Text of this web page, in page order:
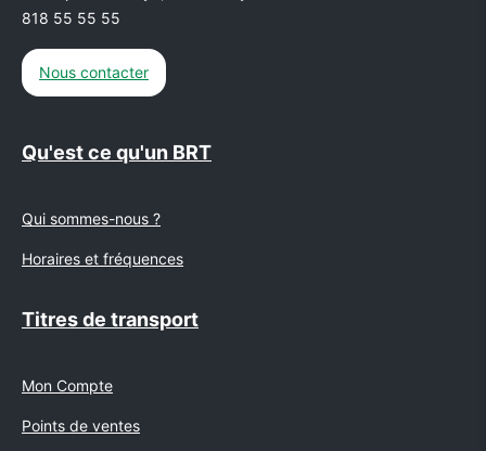
818 55 55 55
Nous contacter
Qu'est ce qu'un BRT
Qui sommes-nous ?
Horaires et fréquences
Titres de transport
Mon Compte
Points de ventes